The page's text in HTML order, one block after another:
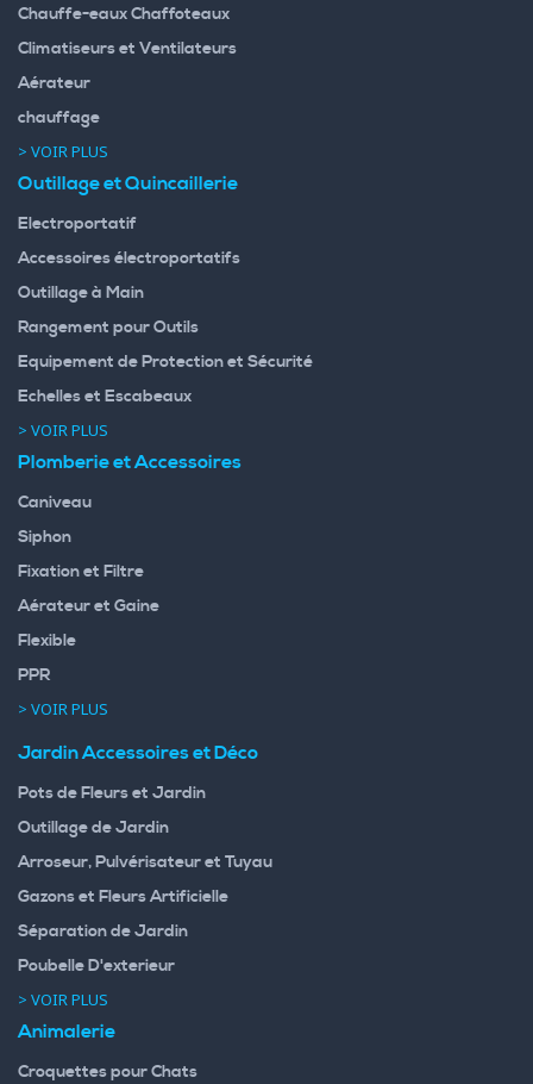
Chauffe-eaux Chaffoteaux
Climatiseurs et Ventilateurs
Aérateur
chauffage
> VOIR PLUS
Outillage et Quincaillerie
Electroportatif
Accessoires électroportatifs
Outillage à Main
Rangement pour Outils
Equipement de Protection et Sécurité
Echelles et Escabeaux
> VOIR PLUS
Plomberie et Accessoires
Caniveau
Siphon
Fixation et Filtre
Aérateur et Gaine
Flexible
PPR
> VOIR PLUS
Jardin Accessoires et Déco
Pots de Fleurs et Jardin
Outillage de Jardin
Arroseur, Pulvérisateur et Tuyau
Gazons et Fleurs Artificielle
Séparation de Jardin
Poubelle D'exterieur
> VOIR PLUS
Animalerie
Croquettes pour Chats